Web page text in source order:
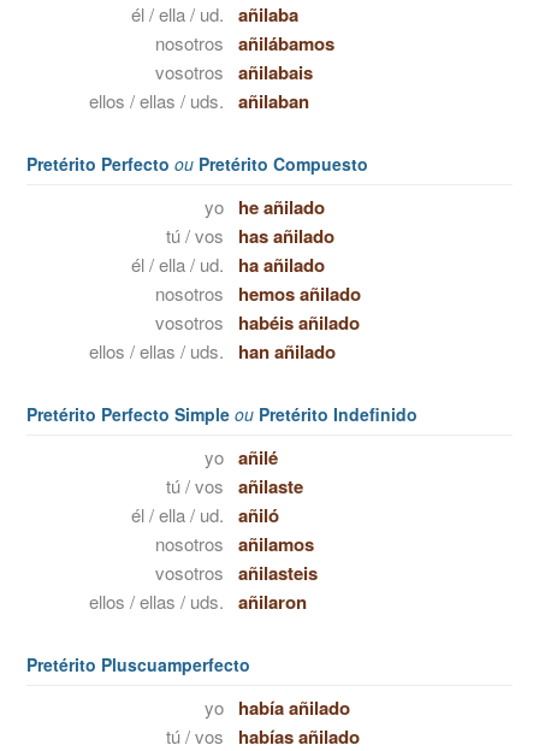
él / ella / ud. añilaba
nosotros añilábamos
vosotros añilabais
ellos / ellas / uds. añilaban
Pretérito Perfecto ou Pretérito Compuesto
yo he añilado
tú / vos has añilado
él / ella / ud. ha añilado
nosotros hemos añilado
vosotros habéis añilado
ellos / ellas / uds. han añilado
Pretérito Perfecto Simple ou Pretérito Indefinido
yo añilé
tú / vos añilaste
él / ella / ud. añiló
nosotros añilamos
vosotros añilasteis
ellos / ellas / uds. añilaron
Pretérito Pluscuamperfecto
yo había añilado
tú / vos habías añilado